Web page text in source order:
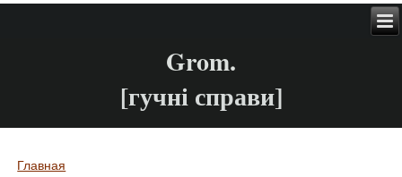
Grom.
[гучні справи]
Главная